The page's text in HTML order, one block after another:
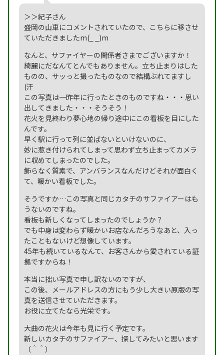
＞＞紀子さん
盛岡の山車にコメントされていたので、こちらに移させ
ていただきましたm(_ _)m
なんと、サファイヤーの関係者さまでございますか！
綺麗にだなんてとんでもありません。立ち止まりはした
ものの、サッっと撮ったものなので結構ぶれてますし
(汗
この写真は一昨年に行ったときのものですね・・・思い
出してきました・・・そうそう！
花火を見終わり夢心地の帰り途中にこの看板を目にした
んです。
早く駅に行って列に並ばないといけないのに、
妙に惹き付けられてしまって思わず立ち止まってカメラ
に収めてしまったのでした。
飾らなく質素で、アンバランスなんだけどそれが面白く
て、暖かい看板でした。
そうですか…この写真と同じカタチのサファイアーはも
うないのですね。
看板も新しくなってしまったのでしょうか？
でも中身は変わらず暖かいお店なんだろうなあと、入っ
たこともないけど想像しています。
45年も続いているなんて、お客さんから愛されている証
拠ですからね！
本当に拙い写真で申し訳ないのですが、
この後、メールアドレスの方にもう少し大きい原版の写
真を送信させていただきます。
お役に立てたなら光栄です。
大曲の花火は今年も見に行く予定です。
新しいカタチのサファイアー、探してみたいと思います
（＾＾）